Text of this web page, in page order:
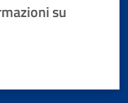
su